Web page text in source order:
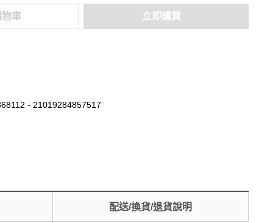
車 立即購買
- 21019284857517
配送/換貨/退貨說明